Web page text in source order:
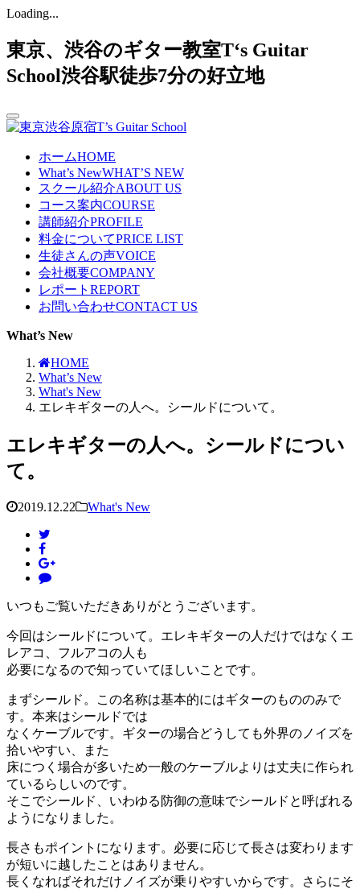
Loading...
東京、渋谷のギター教室T‘s Guitar
School渋谷駅徒歩7分の好立地
ホームHOME
What’s NewWHAT’S NEW
スクール紹介ABOUT US
コース案内COURSE
講師紹介PROFILE
料金についてPRICE LIST
生徒さんの声VOICE
会社概要COMPANY
レポート REPORT
お問い合わせCONTACT US
What’s New
HOME
What’s New
What's New
エレキギターの人へ。シールドについて。
エレキギターの人へ。シールドについ
て。
2019.12.22 What's New
いつもご覧いただきありがとうございます。
今回はシールドについて。エレキギターの人だけではなくエ
レアコ、フルアコの人も
必要になるので知っていてほしいことです。
まずシールド。この名称は基本的にはギターのもののみで
す。本来はシールドでは
なくケーブルです。ギターの場合どうしても外界のノイズを
拾いやすい、また
床につく場合が多いため一般のケーブルよりは丈夫に作られ
ているらしいのです。
そこでシールド、いわゆる防御の意味でシールドと呼ばれる
ようになりました。
長さもポイントになります。必要に応じて長さは変わります
が短いに越したことはありません。
長くなればそれだけノイズが乗りやすいからです。さらにそ